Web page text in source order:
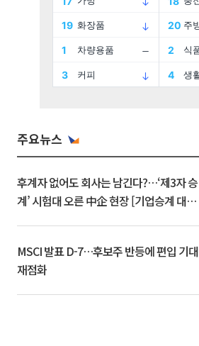
주요뉴스
후계자 없어도 회사는 남긴다?…‘제3자 승
계’ 시험대 오른 中企 현장 [기업승계 대전
MSCI 발표 D-7…후보주 반등에 편입 기대
재점화